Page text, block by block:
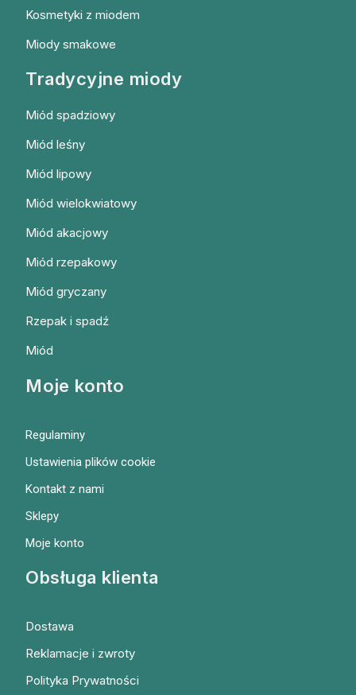
Kosmetyki z miodem
Miody smakowe
Tradycyjne miody
Miód spadziowy
Miód leśny
Miód lipowy
Miód wielokwiatowy
Miód akacjowy
Miód rzepakowy
Miód gryczany
Rzepak i spadź
Miód
Moje konto
Regulaminy
Ustawienia plików cookie
Kontakt z nami
Sklepy
Moje konto
Obsługa klienta
Dostawa
Reklamacje i zwroty
Polityka Prywatności